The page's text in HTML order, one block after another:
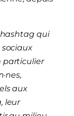
hashtag qui
sociaux
particulier
aux
leur